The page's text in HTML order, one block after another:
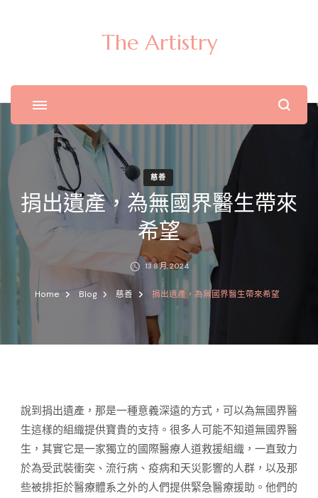
The Artistry
慈善
捐出遺產，為無國界醫生帶來
希望
13 8 月, 2024
Home Blog 慈善 捐出遺產，為無國界醫生帶來希望
說到捐出遺產，那是一種意義深遠的方式，可以為無國界醫
生這樣的組織提供寶貴的支持。很多人可能不知道無國界醫
生，其實它是一家獨立的國際醫療人道救援組織，一直致力
於為受武裝衝突、流行病、疫病和天災影響的人群，以及那
些被排拒於醫療體系之外的人們提供緊急醫療援助。他們的